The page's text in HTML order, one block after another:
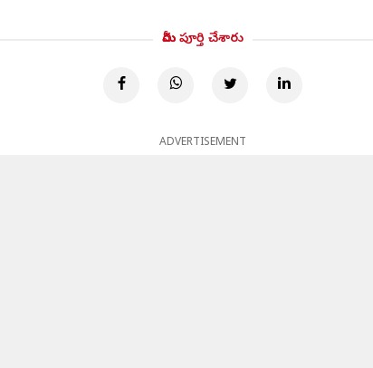
మీరు పూర్తి చేశారు
ADVERTISEMENT